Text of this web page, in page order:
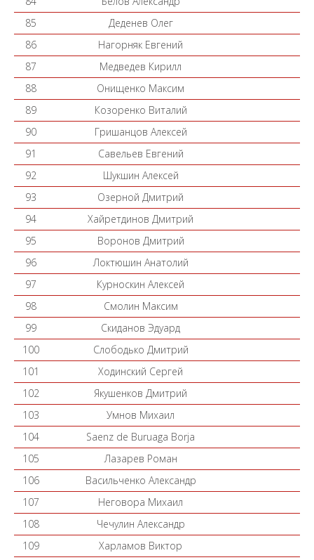
85
Деденев Олег
86
Нагорняк Евгений
87
Медведев Кирилл
88
Онищенко Максим
89
Козоренко Виталий
90
Гришанцов Алексей
91
Савельев Евгений
92
Шукшин Алексей
93
Озерной Дмитрий
94
Хайретдинов Дмитрий
95
Воронов Дмитрий
96
Локтюшин Анатолий
97
Курноскин Алексей
98
Смолин Максим
99
Скиданов Эдуард
100
Слободько Дмитрий
101
Ходинский Сергей
102
Якушенков Дмитрий
103
Умнов Михаил
104
Saenz de Buruaga Borja
105
Лазарев Роман
106
Васильченко Александр
107
Неговора Михаил
108
Чечулин Александр
109
Харламов Виктор